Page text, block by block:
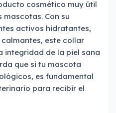
cosmético muy útil
Con su
activos hidratantes,
este collar
integridad de la piel sana
que si tu mascota
es fundamental
para recibir el